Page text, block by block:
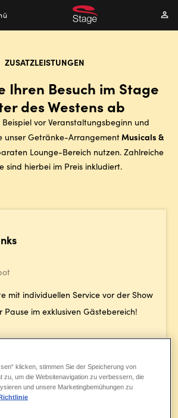
ZUSATZLEISTUNGEN
Ihren Besuch im Stage
des Westens ab
Beispiel vor Veranstaltungsbeginn und
unser Getränke-ArrangementMusicals &
Lounge-Bereich nutzen. Zahlreiche
sind hierbei im Preis inkludiert.
mit individuellen Service vor der Show
im exklusiven Gästebereich!
klicken, stimmen Sie der Speicherung von
zu, um die Websitenavigation zu verbessern, die
und unsere Marketingbemühungen zu